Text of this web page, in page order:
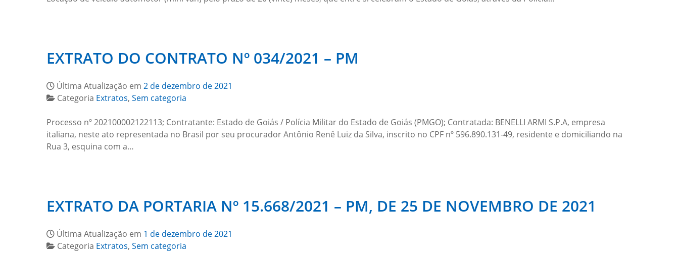
EXTRATO DO CONTRATO Nº 034/2021 – PM
Última Atualização em 2 de dezembro de 2021
Categoria Extratos, Sem categoria
Processo nº 202100002122113; Contratante: Estado de Goiás / Polícia Militar do Estado de Goiás (PMGO); Contratada: BENELLI ARMI S.P.A, empresa
italiana, neste ato representada no Brasil por seu procurador Antônio Renê Luiz da Silva, inscrito no CPF nº 596.890.131-49, residente e domiciliando na
Rua 3, esquina com a…
EXTRATO DA PORTARIA Nº 15.668/2021 – PM, DE 25 DE NOVEMBRO DE 2021
Última Atualização em 1 de dezembro de 2021
Categoria Extratos, Sem categoria